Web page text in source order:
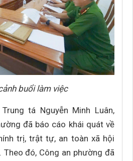
buổi làm việc
tá Nguyễn Minh Luân,
đã báo cáo khái quát về
trị, trật tự, an toàn xã hội
đó, Công an phường đã